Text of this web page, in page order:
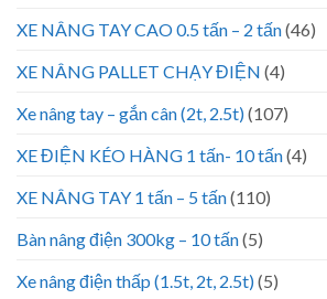
XE NÂNG TAY CAO 0.5 tấn – 2 tấn(46)
XE NÂNG PALLET CHẠY ĐIỆN (4)
Xe nâng tay – gắn cân (2t, 2.5t)(107)
XE ĐIỆN KÉO HÀNG 1 tấn- 10 tấn(4)
XE NÂNG TAY 1 tấn – 5 tấn(110)
Bàn nâng điện 300kg – 10 tấn(5)
Xe nâng điện thấp (1.5t, 2t, 2.5t)(5)